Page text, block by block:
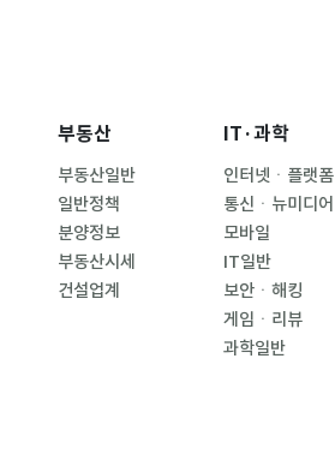
부동산
부동산일반
일반정책
분양정보
부동산시세
건설업계
IT·과학
인터넷ㆍ플랫폼
통신ㆍ뉴미디어
모바일
IT일반
보안ㆍ해킹
게임ㆍ리뷰
과학일반